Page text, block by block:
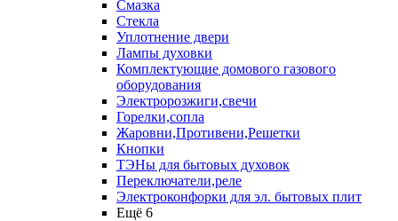
Смазка
Стекла
Уплотнение двери
Лампы духовки
Комплектующие домового газового
оборудования
Электророзжиги,свечи
Горелки,сопла
Жаровни,Противени,Решетки
Кнопки
ТЭНы для бытовых духовок
Переключатели,реле
Электроконфорки для эл. бытовых плит
Ещё 6